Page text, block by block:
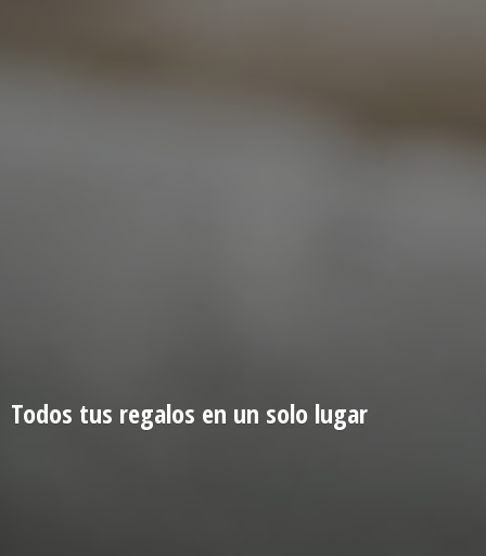
Todos tus regalos en un solo lugar